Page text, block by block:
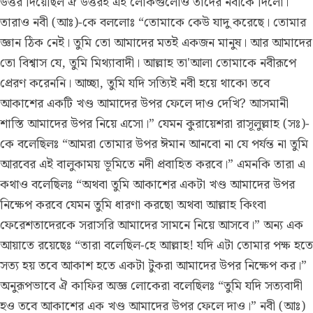
তারাও নবী (আঃ)-কে বললোঃ “তোমাকে কেউ যাদু করেছে। তোমার
জ্ঞান ঠিক নেই। তুমি তো আমাদের মতই একজন মানুষ। আর আমাদের
তো বিশ্বাস যে, তুমি মিথ্যাবাদী। আল্লাহ তা'আলা তোমাকে নবীরূপে
প্রেরণ করেননি। আচ্ছা, তুমি যদি সত্যিই নবী হয়ে থাকো তবে
আকাশের একটি খণ্ড আমাদের উপর ফেলে দাও দেখি? আসমানী
শাস্তি আমাদের উপর নিয়ে এসো।” যেমন কুরায়েশরা রাসূলুল্লাহ (সঃ)-
কে বলেছিলঃ “আমরা তোমার উপর ঈমান আনবো না যে পর্যন্ত না তুমি
আরবের এই বালুকাময় ভূমিতে নদী প্রবাহিত করবে।” এমনকি তারা এ
কথাও বলেছিলঃ “অথবা তুমি আকাশের একটা খণ্ড আমাদের উপর
নিক্ষেপ করবে যেমন তুমি ধারণা করছো অথবা আল্লাহ কিংবা
ফেরেশতাদেরকে সরাসরি আমাদের সামনে নিয়ে আসবে।” অন্য এক
আয়াতে রয়েছেঃ “তারা বলেছিল-হে আল্লাহ! যদি এটা তোমার পক্ষ হতে
সত্য হয় তবে আকাশ হতে একটা টুকরা আমাদের উপর নিক্ষেপ কর।”
অনুরূপভাবে ঐ কাফির অজ্ঞ লোকেরা বলেছিলঃ “তুমি যদি সত্যবাদী
হও তবে আকাশের এক খণ্ড আমাদের উপর ফেলে দাও।” নবী (আঃ)